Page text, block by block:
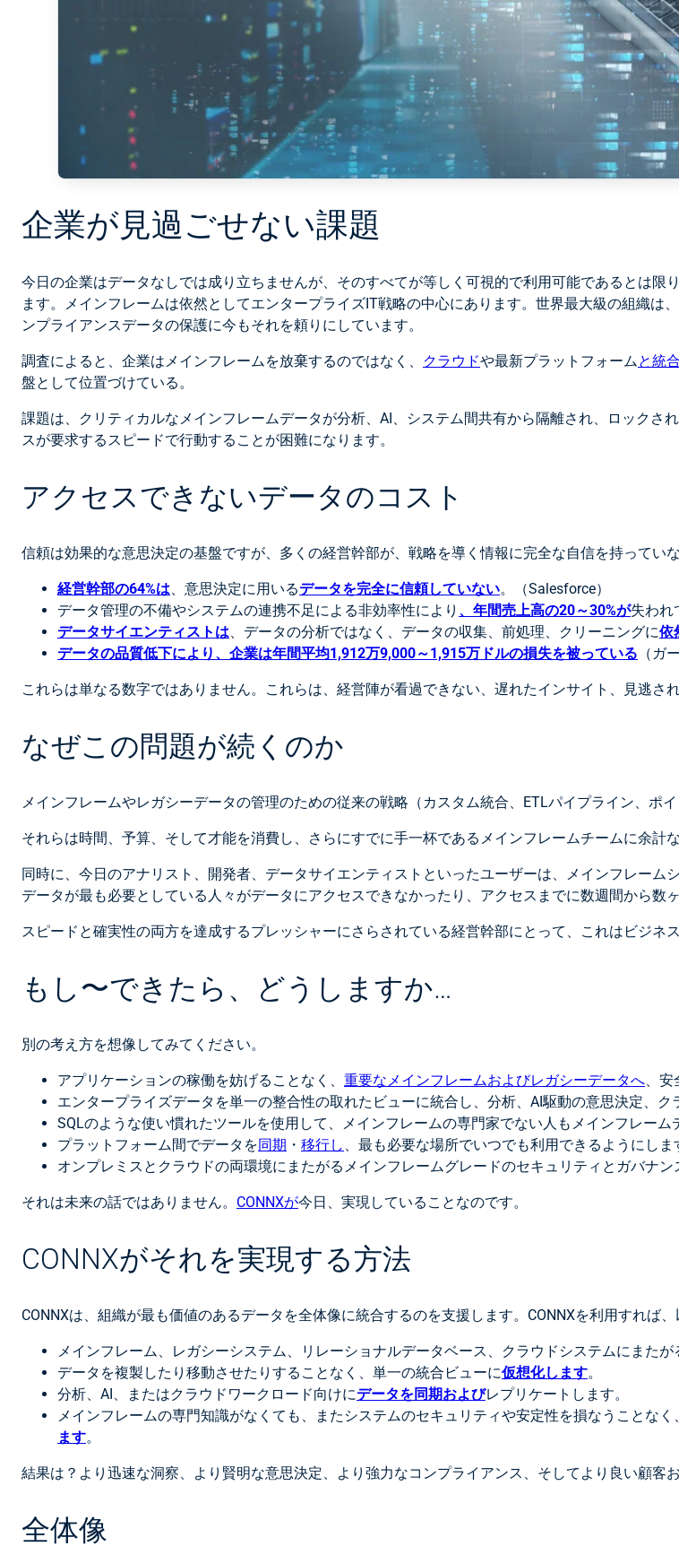
企業が見過ごせない課題
今日の企業はデータなしでは成り立ちませんが、そのすべてが等しく可視的で利用可能であるとは
ます。メインフレームは依然としてエンタープライズIT戦略の中心にあります。世界最大級の組織
ンプライアンスデータの保護に今もそれを頼りにしています。
調査によると、企業はメインフレームを放棄するのではなく、 クラウドや最新プラットフォームと統
盤として位置づけている。
課題は、クリティカルなメインフレームデータが分析、AI、システム間共有から隔離され、ロック
スが要求するスピードで行動することが困難になります。
アクセスできないデータのコスト
信頼は効果的な意思決定の基盤ですが、多くの経営幹部が、戦略を導く情報に完全な自信を持ってい
経営幹部の64%は、意思決定に用いるデータを完全に信頼していない。（Salesforce）
データ管理の不備やシステムの連携不足による非効率性により 、年間売上高の20～30%が失われ
データサイエンティストは、データの分析ではなく、データの収集、前処理、クリーニングに依
データの品質低下により、企業は年間平均1,912万9,000～1,915万ドルの損失を被っている （ガ
これらは単なる数字ではありません。これらは、経営陣が看過できない、遅れたインサイト、見逃さ
なぜこの問題が続くのか
メインフレームやレガシーデータの管理のための従来の戦略（カスタム統合、ETLパイプライン、ポ
それらは時間、予算、そして才能を消費し、さらにすでに手一杯であるメインフレームチームに余計
同時に、今日のアナリスト、開発者、データサイエンティストといったユーザーは、メインフレーム
データが最も必要としている人々がデータにアクセスできなかったり、アクセスまでに数週間から数
スピードと確実性の両方を達成するプレッシャーにさらされている経営幹部にとって、これはビジネ
もし〜できたら、どうしますか…
別の考え方を想像してみてください。
アプリケーションの稼働を妨げることなく、 重要なメインフレームおよびレガシーデータへ、安
エンタープライズデータを単一の整合性の取れたビューに統合し、分析、AI駆動の意思決定、ク
SQLのような使い慣れたツールを使用して、メインフレームの専門家でない人もメインフレーム
プラットフォーム間でデータを同期 ・ 移行し 、最も必要な場所でいつでも利用できるようにしま
オンプレミスとクラウドの両環境にまたがるメインフレームグレードのセキュリティとガバナン
それは未来の話ではありません。 CONNXが今日、実現していることなのです。
CONNXがそれを実現する方法
CONNXは、組織が最も価値のあるデータを全体像に統合するのを支援します。CONNXを利用すれば
メインフレーム、レガシーシステム、リレーショナルデータベース、クラウドシステムにまた
データを複製したり移動させたりすることなく、単一の統合ビューに仮想化します。
分析、AI、またはクラウドワークロード向けにデータを同期およびレプリケートします。
メインフレームの専門知識がなくても、またシステムのセキュリティや安定性を損なうことなく、
ます。
結果は？より迅速な洞察、より賢明な意思決定、より強力なコンプライアンス、そしてより良い顧客
全体像